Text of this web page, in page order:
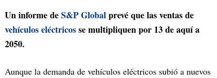
Un informe deS&P Globalprevé que las ventas de
vehículos eléctricosse multipliquen por 13 de aquí a
2050.
Aunque la demanda de vehículos eléctricos subió a nuevos